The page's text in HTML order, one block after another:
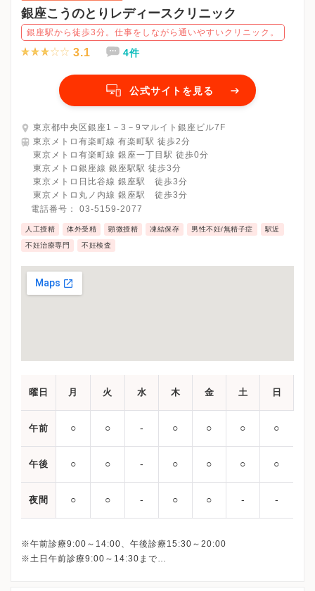
銀座こうのとりレディースクリニック
銀座駅から徒歩3分。仕事をしながら通いやすいクリニック。
3.1 4件
公式サイトを見る
東京都中央区銀座1－3－9マルイト銀座ビル7F
東京メトロ有楽町線 有楽町駅 徒歩2分
東京メトロ有楽町線 銀座一丁目駅 徒歩0分
東京メトロ銀座線 銀座駅駅 徒歩3分
東京メトロ日比谷線 銀座駅 徒歩3分
東京メトロ丸ノ内線 銀座駅 徒歩3分
電話番号： 03-5159-2077
人工授精 体外受精 顕微授精 凍結保存 男性不妊/無精子症 駅近
不妊治療専門 不妊検査
曜日 月 火 水 木 金 土 日
午前 ○ ○ ‐ ○ ○ ○ ○
午後 ○ ○ ‐ ○ ○ ○ ○
夜間 ○ ○ ‐ ○ ○ ‐ ‐
※午前診療9:00～14:00、午後診療15:30～20:00
※土日午前診療9:00～14:30まで